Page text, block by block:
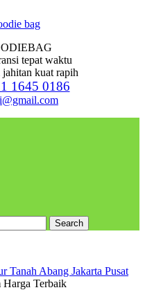
tepat waktu
kuat rapih
1645 0186
Tanah Abang Jakarta Pusat
Harga Terbaik